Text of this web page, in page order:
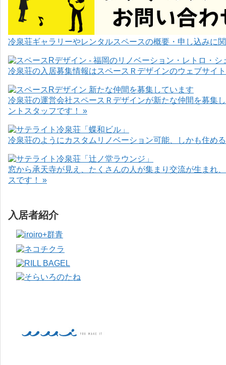
冷泉荘ギャラリーやレンタルスペースの概要・申し込みに
冷泉荘の入居募集情報はスペースＲデザインのウェブサイ
冷泉荘の運営会社スペースＲデザインが新たな仲間を募集
ントスタッフです！ »
冷泉荘のようにカスタムリノベーション可能、しかも住め
窓から承天寺が見え、たくさんの人が集まり交流が生まれ
スです！ »
入居者紹介